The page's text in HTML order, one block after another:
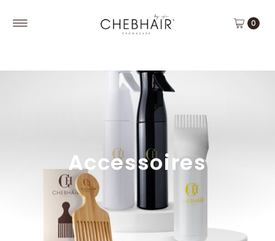
Fabriqué en France
0
Accessoires